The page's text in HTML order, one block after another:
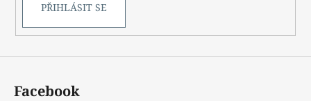
PŘIHLÁSIT SE
Facebook